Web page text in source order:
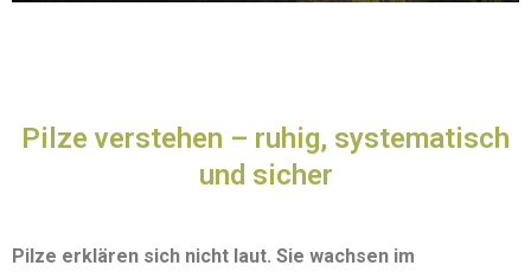
Pilze verstehen – ruhig, systematisch
und sicher
Pilze erklären sich nicht laut. Sie wachsen im